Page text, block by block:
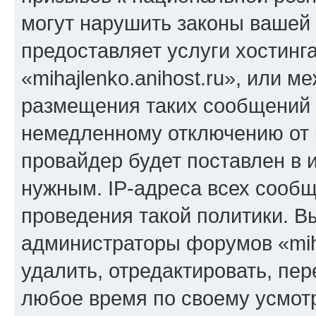
могут нарушить законы
предоставляет услуги
«mihajlenko.anihost.ru», или
размещения таких
немедленному отключению
провайдер будет поставлен в
нужным. IP-адреса всех
проведения такой политики.
администраторы форумов
удалить, отредактировать,
любое время по своему